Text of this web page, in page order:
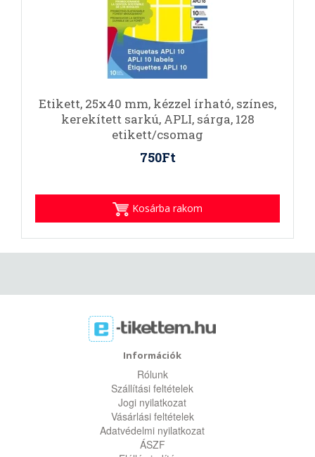
Etikett, 25x40 mm, kézzel írható, színes,
kerekített sarkú, APLI, sárga, 128
etikett/csomag
750Ft
Kosárba rakom
Információk
Rólunk
Szállítási feltételek
Jogi nyilatkozat
Vásárlási feltételek
Adatvédelmi nyilatkozat
ÁSZF